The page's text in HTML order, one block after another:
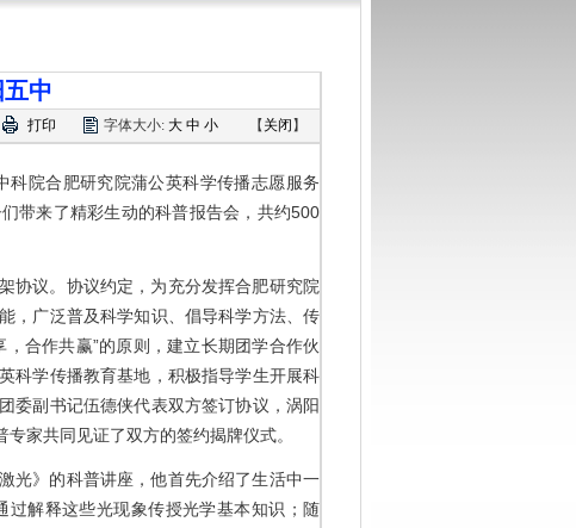
中
打印 字体大小: 大 中 小 【 关闭 】
院合肥研究院蒲公英科学传播志愿服务
带来了精彩生动的科普报告会，共约500
协议。协议约定，为充分发挥合肥研究院
，广泛普及科学知识、倡导科学方法、传
合作共赢”的原则，建立长期团学合作伙
科学传播教育基地，积极指导学生开展科
委副书记伍德侠代表双方签订协议，涡阳
家共同见证了双方的签约揭牌仪式。
光》的科普讲座，他首先介绍了生活中一
过解释这些光现象传授光学基本知识；随